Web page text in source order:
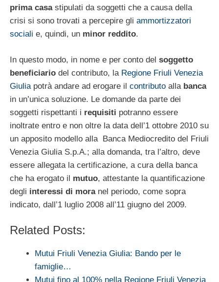
prima casastipulati da soggetti che a causa della
crisi si sono trovati a percepire gli ammortizzatori
sociali e, quindi, un minor reddito.
In questo modo, in nome e per conto del soggetto
beneficiario del contributo, la Regione Friuli Venezia
Giuliapotrà andare ad erogare il contributo allabanca
in un’unica soluzione. Le domande da parte dei
soggetti rispettanti i requisiti potranno essere
inoltrate entro e non oltre la data dell’1 ottobre 2010 su
un apposito modello alla Banca Mediocredito del Friuli
Venezia Giulia S.p.A.; alla domanda, tra l’altro, deve
essere allegata la certificazione, a cura della banca
che ha erogato il mutuo, attestante la quantificazione
degli interessi di moranel periodo, come sopra
indicato, dall’1 luglio 2008 all’11 giugno del 2009.
Related Posts:
Mutui Friuli Venezia Giulia: Bando per le
famiglie…
Mutui fino al 100% nella Regione Friuli Venezia